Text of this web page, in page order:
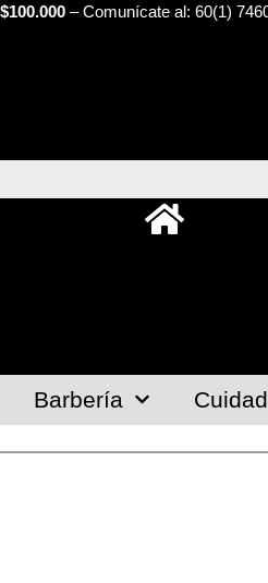
– Comunícate al: 60(1)
Barbería